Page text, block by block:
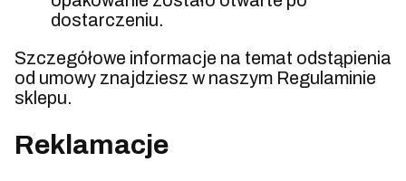
dostarczeniu.
Szczegółowe informacje na temat odstąpienia
od umowy znajdziesz w naszym Regulaminie
sklepu.
Reklamacje